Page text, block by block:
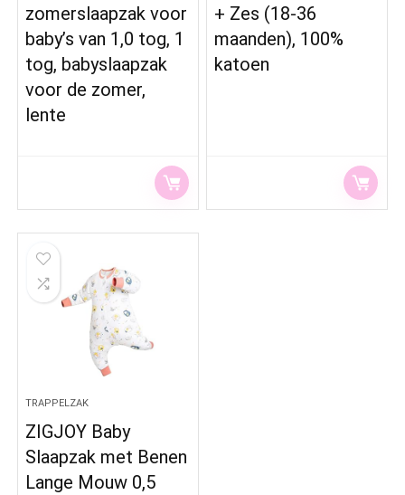
zomerslaapzak voor
baby’s van 1,0 tog, 1
tog, babyslaapzak
voor de zomer,
lente
+ Zes (18-36
maanden), 100%
katoen
TRAPPELZAK
ZIGJOY Baby
Slaapzak met Benen
Lange Mouw 0,5